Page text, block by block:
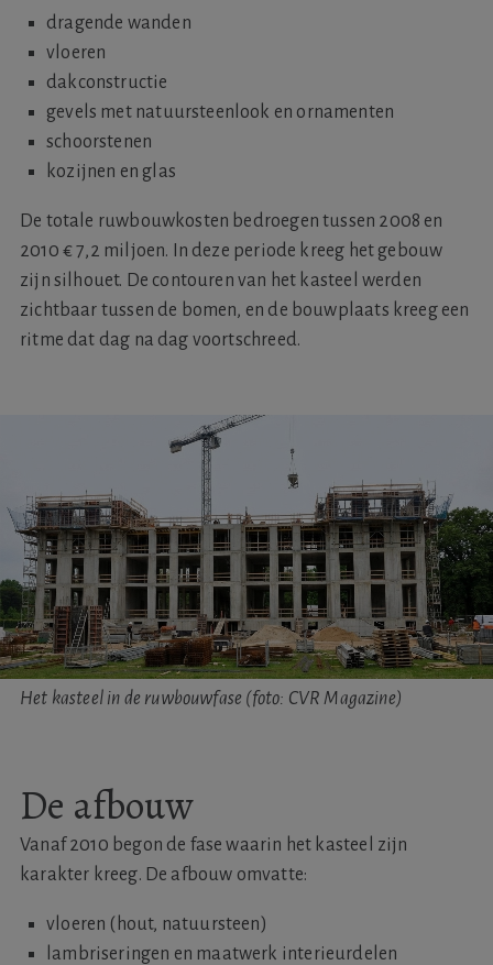
dragende wanden
vloeren
dakconstructie
gevels met natuursteenlook en ornamenten
schoorstenen
kozijnen en glas
De totale ruwbouwkosten bedroegen tussen 2008 en
2010 € 7,2 miljoen. In deze periode kreeg het gebouw
zijn silhouet. De contouren van het kasteel werden
zichtbaar tussen de bomen, en de bouwplaats kreeg een
ritme dat dag na dag voortschreed.
Het kasteel in de ruwbouwfase (foto: CVR Magazine)
De afbouw
Vanaf 2010 begon de fase waarin het kasteel zijn
karakter kreeg. De afbouw omvatte:
vloeren (hout, natuursteen)
lambriseringen en maatwerk interieurdelen